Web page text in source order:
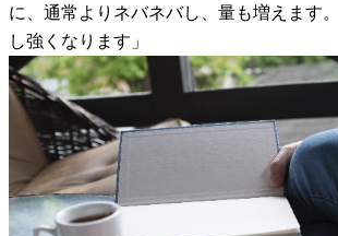
に、通常よりネバネバし、量も増えます
し強くなります」